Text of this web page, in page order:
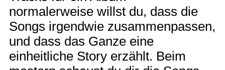
normalerweise willst du, dass die
Songs irgendwie zusammenpassen,
und dass das Ganze eine
einheitliche Story erzählt. Beim